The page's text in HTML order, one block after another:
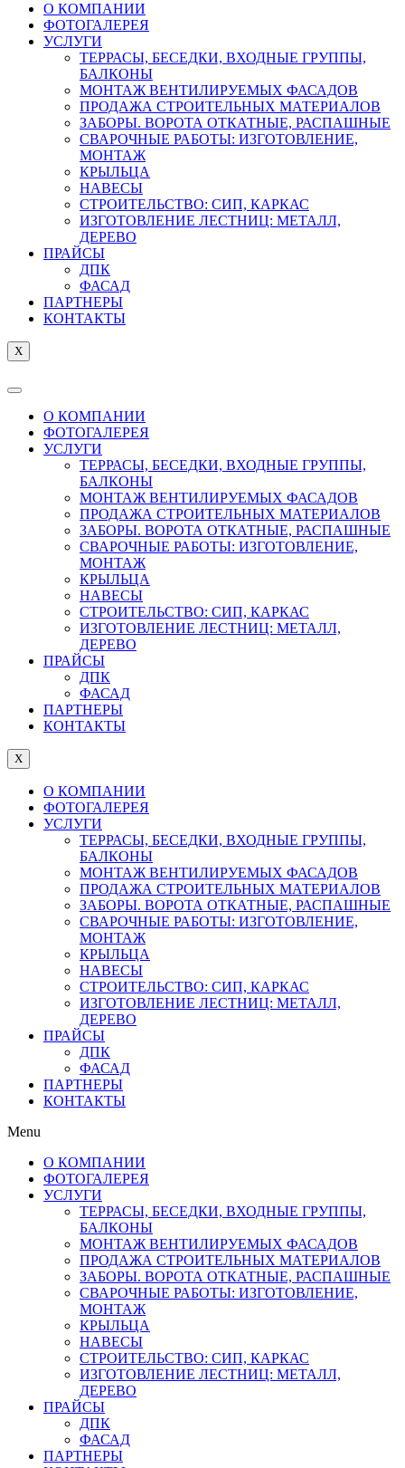
О КОМПАНИИ
ФОТОГАЛЕРЕЯ
УСЛУГИ
ТЕРРАСЫ, БЕСЕДКИ, ВХОДНЫЕ ГРУППЫ,
БАЛКОНЫ
МОНТАЖ ВЕНТИЛИРУЕМЫХ ФАСАДОВ
ПРОДАЖА СТРОИТЕЛЬНЫХ МАТЕРИАЛОВ
ЗАБОРЫ. ВОРОТА ОТКАТНЫЕ, РАСПАШНЫЕ
СВАРОЧНЫЕ РАБОТЫ: ИЗГОТОВЛЕНИЕ,
МОНТАЖ
КРЫЛЬЦА
НАВЕСЫ
СТРОИТЕЛЬСТВО: СИП, КАРКАС
ИЗГОТОВЛЕНИЕ ЛЕСТНИЦ: МЕТАЛЛ,
ДЕРЕВО
ПРАЙСЫ
ДПК
ФАСАД
ПАРТНЕРЫ
КОНТАКТЫ
X
О КОМПАНИИ
ФОТОГАЛЕРЕЯ
УСЛУГИ
ТЕРРАСЫ, БЕСЕДКИ, ВХОДНЫЕ ГРУППЫ,
БАЛКОНЫ
МОНТАЖ ВЕНТИЛИРУЕМЫХ ФАСАДОВ
ПРОДАЖА СТРОИТЕЛЬНЫХ МАТЕРИАЛОВ
ЗАБОРЫ. ВОРОТА ОТКАТНЫЕ, РАСПАШНЫЕ
СВАРОЧНЫЕ РАБОТЫ: ИЗГОТОВЛЕНИЕ,
МОНТАЖ
КРЫЛЬЦА
НАВЕСЫ
СТРОИТЕЛЬСТВО: СИП, КАРКАС
ИЗГОТОВЛЕНИЕ ЛЕСТНИЦ: МЕТАЛЛ,
ДЕРЕВО
ПРАЙСЫ
ДПК
ФАСАД
ПАРТНЕРЫ
КОНТАКТЫ
X
О КОМПАНИИ
ФОТОГАЛЕРЕЯ
УСЛУГИ
ТЕРРАСЫ, БЕСЕДКИ, ВХОДНЫЕ ГРУППЫ,
БАЛКОНЫ
МОНТАЖ ВЕНТИЛИРУЕМЫХ ФАСАДОВ
ПРОДАЖА СТРОИТЕЛЬНЫХ МАТЕРИАЛОВ
ЗАБОРЫ. ВОРОТА ОТКАТНЫЕ, РАСПАШНЫЕ
СВАРОЧНЫЕ РАБОТЫ: ИЗГОТОВЛЕНИЕ,
МОНТАЖ
КРЫЛЬЦА
НАВЕСЫ
СТРОИТЕЛЬСТВО: СИП, КАРКАС
ИЗГОТОВЛЕНИЕ ЛЕСТНИЦ: МЕТАЛЛ,
ДЕРЕВО
ПРАЙСЫ
ДПК
ФАСАД
ПАРТНЕРЫ
КОНТАКТЫ
Menu
О КОМПАНИИ
ФОТОГАЛЕРЕЯ
УСЛУГИ
ТЕРРАСЫ, БЕСЕДКИ, ВХОДНЫЕ ГРУППЫ,
БАЛКОНЫ
МОНТАЖ ВЕНТИЛИРУЕМЫХ ФАСАДОВ
ПРОДАЖА СТРОИТЕЛЬНЫХ МАТЕРИАЛОВ
ЗАБОРЫ. ВОРОТА ОТКАТНЫЕ, РАСПАШНЫЕ
СВАРОЧНЫЕ РАБОТЫ: ИЗГОТОВЛЕНИЕ,
МОНТАЖ
КРЫЛЬЦА
НАВЕСЫ
СТРОИТЕЛЬСТВО: СИП, КАРКАС
ИЗГОТОВЛЕНИЕ ЛЕСТНИЦ: МЕТАЛЛ,
ДЕРЕВО
ПРАЙСЫ
ДПК
ФАСАД
ПАРТНЕРЫ